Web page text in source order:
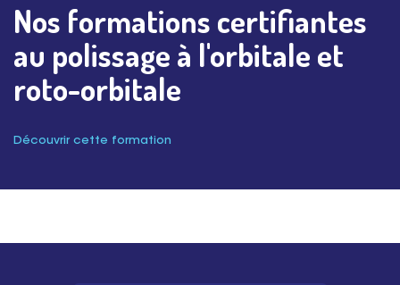
Nos formations certifiantes
au polissage à l'orbitale et
roto-orbitale
Découvrir cette formation